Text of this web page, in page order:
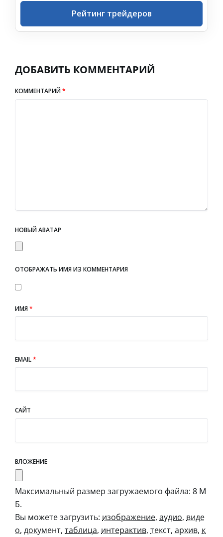
Рейтинг трейдеров
ДОБАВИТЬ КОММЕНТАРИЙ
КОММЕНТАРИЙ*
НОВЫЙ АВАТАР
ОТОБРАЖАТЬ ИМЯ ИЗ КОММЕНТАРИЯ
ИМЯ*
EMAIL*
САЙТ
ВЛОЖЕНИЕ
Максимальный размер загружаемого файла: 8 М
Б.
Вы можете загрузить: изображение, аудио, виде
о, документ, таблица, интерактив, текст, архив, к